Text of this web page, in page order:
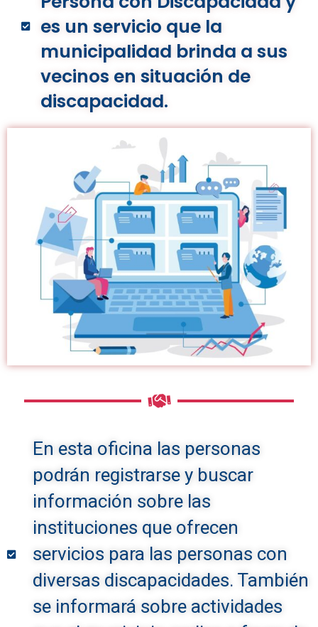
es un servicio que la
municipalidad brinda a sus
vecinos en situación de
discapacidad.
En esta oficina las personas
podrán registrarse y buscar
información sobre las
instituciones que ofrecen
servicios para las personas con
diversas discapacidades. También
se informará sobre actividades